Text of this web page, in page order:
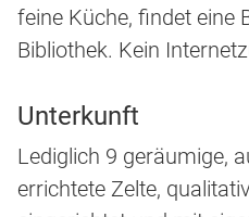
feine Küche, findet eine
Bibliothek. Kein
Unterkunft
Lediglich 9 geräumige,
errichtete Zelte,